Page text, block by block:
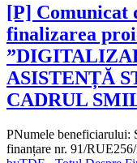
[P] Comunicat
finalizarea
ASISTENȚĂ
CADRUL
PNumele
finanțare nr. 91/